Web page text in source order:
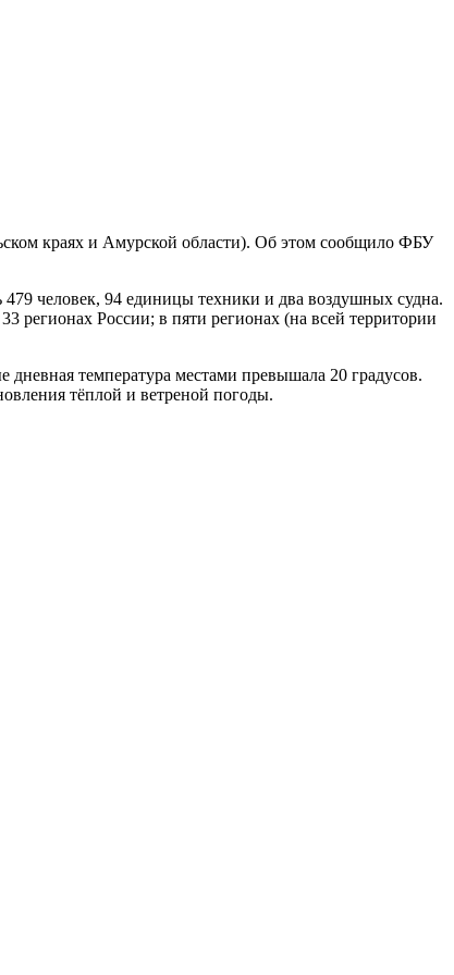
краях и Амурской области). Об этом сообщило ФБУ
человек, 94 единицы техники и два воздушных судна.
регионах России; в пяти регионах (на всей территории
температура местами превышала 20 градусов.
тёплой и ветреной погоды.